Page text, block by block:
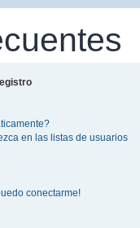
en las listas de usuarios
conectarme!